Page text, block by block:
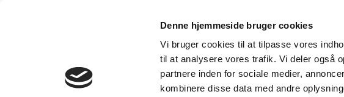
Denne hjemmeside bruger cookies
Vi bruger cookies til at tilpasse vores
til at analysere vores trafik. Vi deler også
partnere inden for sociale medier,
kombinere disse data med andre
DUKA Vælgere
DUKA One – et
ventilationsløsning
Viden
Inspiration – få
et hjem med et